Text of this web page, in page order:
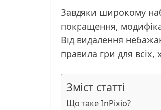
Завдяки широкому
покращення,
Від видалення
правила гри для
Зміст статті
Що таке InPixio?